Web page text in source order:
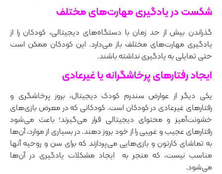
شکست ‌در یادگیری مهارت‌های مختلف
گذراندن بیش از حد زمان با دستگاه‌های دیجیتالی، کودکان را از
یادگیری مهارت‌های مختلف باز می‌دارد. این کودکان ممکن است
حتی تمایلی به یادگیری نداشته باشند.
ایجاد رفتارهای پرخاشگرانه یا غیرعادی
یکی دیگر از عوارض سندرم کودک دیجیتال، بروز پرخاشگری و
رفتارهای غیرعادی در کودکان است. کودکانی که در معرض بازی‌های
خشونت‌آمیز و محتوای دیجیتالی قرار می‌گیرند؛ باعث می‌شود
رفتارهای عجیب و غریبی را از خود بروز دهند. در بسیاری از موارد، آن‌ها
به تماشای کارتون و بازی‌هایی می‌پردازند که برای سن و روحیه آنها
مناسب نیست، که منجر به ایجاد مشکلات یادگیری در آن‌ها
می‌شود.